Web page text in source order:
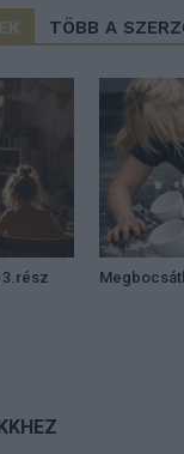
TÖBB A
3.rész